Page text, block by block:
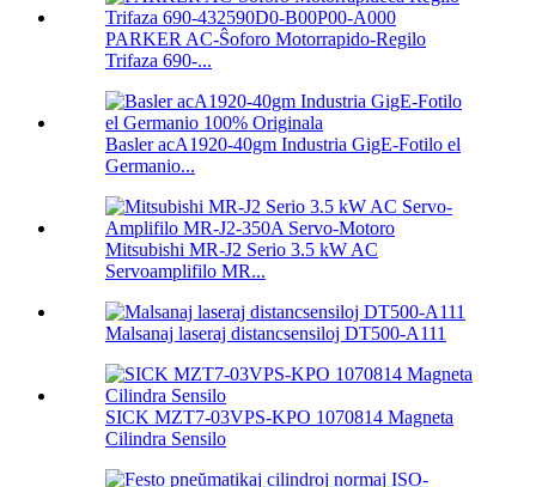
PARKER AC-Ŝoforo Motorrapido-Regilo
Trifaza 690-...
Basler acA1920-40gm Industria GigE-Fotilo el
Germanio...
Mitsubishi MR-J2 Serio 3.5 kW AC
Servoamplifilo MR...
Malsanaj laseraj distancsensiloj DT500-A111
SICK MZT7-03VPS-KPO 1070814 Magneta
Cilindra Sensilo